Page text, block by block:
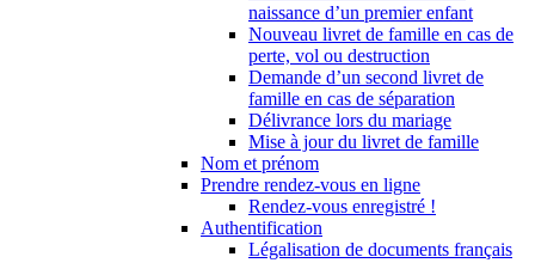
naissance d’un premier enfant
Nouveau livret de famille en cas de
perte, vol ou destruction
Demande d’un second livret de
famille en cas de séparation
Délivrance lors du mariage
Mise à jour du livret de famille
Nom et prénom
Prendre rendez-vous en ligne
Rendez-vous enregistré !
Authentification
Légalisation de documents français